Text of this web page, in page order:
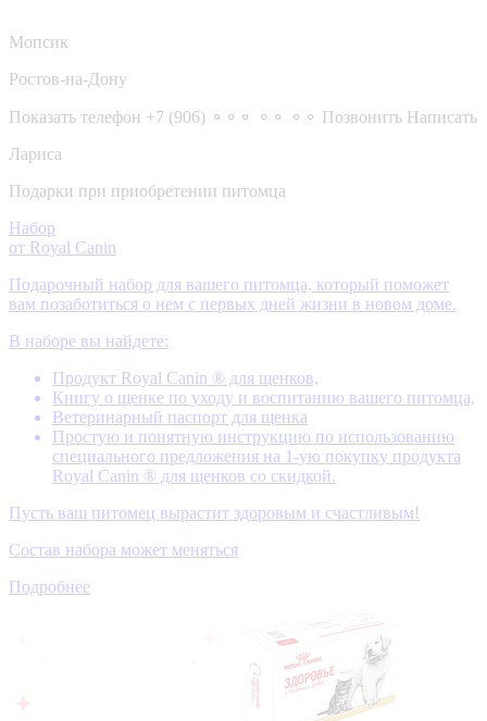
Мопсик
Ростов-на-Дону
Показать телефон +7 (906) ⚬⚬⚬ ⚬⚬ ⚬⚬ Позвонить Написать
Лариса
Подарки при приобретении питомца
Набор
от Royal Canin
Подарочный набор для вашего питомца, который поможет
вам позаботиться о нем с первых дней жизни в новом доме.
В наборе вы найдете:
Продукт Royal Canin ® для щенков,
Книгу о щенке по уходу и воспитанию вашего питомца,
Ветеринарный паспорт для щенка
Простую и понятную инструкцию по использованию
специального предложения на 1-ую покупку продукта
Royal Canin ® для щенков со скидкой.
Пусть ваш питомец вырастит здоровым и счастливым!
Состав набора может меняться
Подробнее